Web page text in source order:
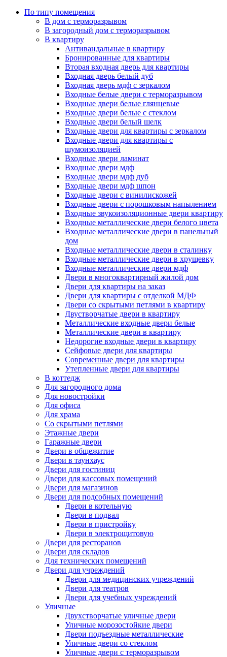
По типу помещения
В дом с терморазрывом
В загородный дом с терморазрывом
В квартиру
Антивандальные в квартиру
Бронированные для квартиры
Вторая входная дверь для квартиры
Входная дверь белый дуб
Входная дверь мдф с зеркалом
Входные белые двери с терморазрывом
Входные двери белые глянцевые
Входные двери белые с стеклом
Входные двери белый шелк
Входные двери для квартиры с зеркалом
Входные двери для квартиры с
шумоизоляцией
Входные двери ламинат
Входные двери мдф
Входные двери мдф дуб
Входные двери мдф шпон
Входные двери с винилискожей
Входные двери с порошковым напылением
Входные звукоизоляционные двери квартиру
Входные металлические двери белого цвета
Входные металлические двери в панельный
дом
Входные металлические двери в сталинку
Входные металлические двери в хрущевку
Входные металлические двери мдф
Двери в многоквартирный жилой дом
Двери для квартиры на заказ
Двери для квартиры с отделкой МДФ
Двери со скрытыми петлями в квартиру
Двустворчатые двери в квартиру
Металлические входные двери белые
Металлические двери в квартиру
Недорогие входные двери в квартиру
Сейфовые двери для квартиры
Современные двери для квартиры
Утепленные двери для квартиры
В коттедж
Для загородного дома
Для новостройки
Для офиса
Для храма
Со скрытыми петлями
Этажные двери
Гаражные двери
Двери в общежитие
Двери в таунхаус
Двери для гостиниц
Двери для кассовых помещений
Двери для магазинов
Двери для подсобных помещений
Двери в котельную
Двери в подвал
Двери в пристройку
Двери в электрощитовую
Двери для ресторанов
Двери для складов
Для технических помещений
Двери для учреждений
Двери для медицинских учреждений
Двери для театров
Двери для учебных учреждений
Уличные
Двухстворчатые уличные двери
Уличные морозостойкие двери
Двери подъездные металлические
Уличные двери со стеклом
Уличные двери с терморазрывом